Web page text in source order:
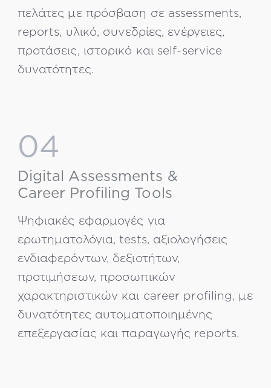
πελάτες με πρόσβαση σε assessments,
reports, υλικό, συνεδρίες, ενέργειες,
προτάσεις, ιστορικό και self-service
δυνατότητες.
04
Digital Assessments &
Career Profiling Tools
Ψηφιακές εφαρμογές για
ερωτηματολόγια, tests, αξιολογήσεις
ενδιαφερόντων, δεξιοτήτων,
προτιμήσεων, προσωπικών
χαρακτηριστικών και career profiling, με
δυνατότητες αυτοματοποιημένης
επεξεργασίας και παραγωγής reports.